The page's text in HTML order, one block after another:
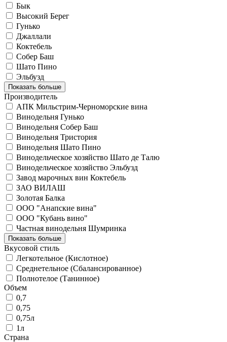
Бык
Высокий Берег
Гунько
Джаллали
Коктебель
Собер Баш
Шато Пино
Эльбузд
Показать больше
Производитель
АПК Мильстрим-Черноморские вина
Винодельня Гунько
Винодельня Собер Баш
Винодельня Тристория
Винодельня Шато Пино
Винодельческое хозяйство Шато де Талю
Винодельческое хозяйство Эльбузд
Завод марочных вин Коктебель
ЗАО ВИЛАШ
Золотая Балка
ООО "Анапские вина"
ООО "Кубань вино"
Частная винодельня Шумринка
Показать больше
Вкусовой стиль
Легкотельное (Кислотное)
Среднетельное (Сбалансированное)
Полнотелое (Танинное)
Объем
0,7
0,75
0,75л
1л
Страна